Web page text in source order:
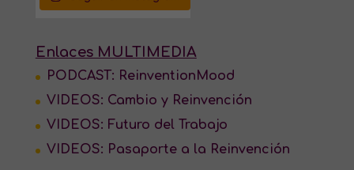
Enlaces MULTIMEDIA
PODCAST: ReinventionMood
VIDEOS: Cambio y Reinvención
VIDEOS: Futuro del Trabajo
VIDEOS: Pasaporte a la Reinvención